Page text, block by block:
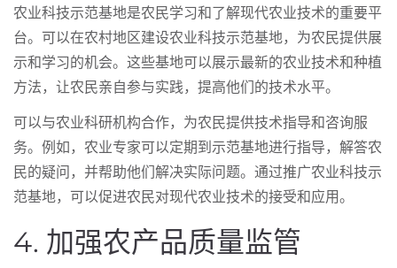
农业科技示范基地是农民学习和了解现代农业技术的重要平
台。可以在农村地区建设农业科技示范基地，为农民提供展
示和学习的机会。这些基地可以展示最新的农业技术和种植
方法，让农民亲自参与实践，提高他们的技术水平。
可以与农业科研机构合作，为农民提供技术指导和咨询服
务。例如，农业专家可以定期到示范基地进行指导，解答农
民的疑问，并帮助他们解决实际问题。通过推广农业科技示
范基地，可以促进农民对现代农业技术的接受和应用。
4. 加强农产品质量监管